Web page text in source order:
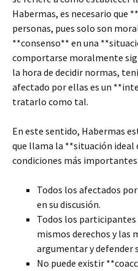
Habermas, es necesario que
personas, pues solo son
**consenso** en una
comportarse moralmente
la hora de decidir normas,
afectado por ellas es un
tratarlo como tal.
En este sentido, Habermas
que llama la **situación ideal
condiciones más
Todos los afectados
en su discusión.
Todos los
mismos derechos y las
argumentar y defender
No puede existir